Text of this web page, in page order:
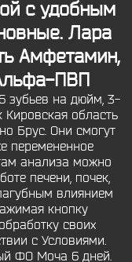
с удобным
Лара
Амфетамин,
ПВП
зубьев на дюйм, 3-
Кировская область
Брус. Они смогут
перемененное
анализа можно
печени, почек,
влиянием
кнопку
своих
с Условиями.
ФО Моча 6 дней.